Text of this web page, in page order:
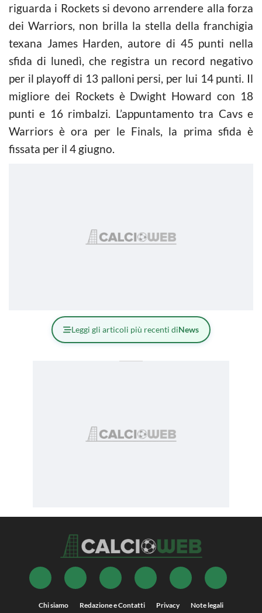
riguarda i Rockets si devono arrendere alla forza
dei Warriors, non brilla la stella della franchigia
texana James Harden, autore di 45 punti nella
sfida di lunedì, che registra un record negativo
per il playoff di 13 palloni persi, per lui 14 punti. Il
migliore dei Rockets è Dwight Howard con 18
punti e 16 rimbalzi. L’appuntamento tra Cavs e
Warriors è ora per le Finals, la prima sfida è
fissata per il 4 giugno.
Leggi gli articoli più recenti diNews
Chi siamo Redazione e Contatti Privacy Note legali